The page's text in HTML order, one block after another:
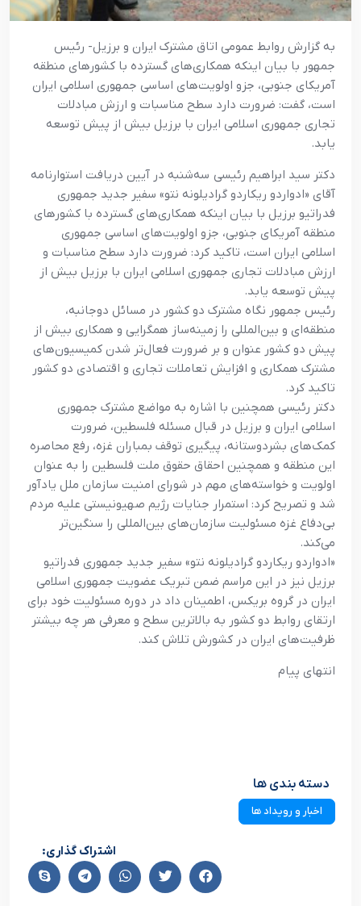
به گزارش روابط عمومي اتاق مشترک ايران و برزيل- رئيس
جمهور با بيان اينکه همکاري‌هاي گسترده با کشورهاي منطقه
آمريکاي جنوبي، جزو اولويت‌هاي اساسي جمهوري اسلامي ايران
است، گفت: ضرورت دارد سطح مناسبات و ارزش مبادلات
تجاري جمهوري اسلامي ايران با برزيل بيش از پيش توسعه
يابد.
دکتر سيد ابراهيم رئيسي سه‌شنبه در آيين دريافت استوارنامه
آقاي «ادواردو ريکاردو گراديلونه نتو» سفير جديد جمهوري
فدراتيو برزيل با بيان اينکه همکاري‌هاي گسترده با کشورهاي
منطقه آمريکاي جنوبي، جزو اولويت‌هاي اساسي جمهوري
اسلامي ايران است، تاکيد کرد: ضرورت دارد سطح مناسبات و
ارزش مبادلات تجاري جمهوري اسلامي ايران با برزيل بيش از
پيش توسعه يابد.
رئيس جمهور نگاه مشترک دو کشور در مسائل دوجانبه،
منطقه‌اي و بين‌المللي را زمينه‌ساز همگرايي و همکاري بيش از
پيش دو کشور عنوان و بر ضرورت فعال‌تر شدن کميسيون‌هاي
مشترک همکاري و افزايش تعاملات تجاري و اقتصادي دو کشور
تاکيد کرد.
دکتر رئيسي همچنين با اشاره به مواضع مشترک جمهوري
اسلامي ايران و برزيل در قبال مسئله فلسطين، ضرورت
کمک‌هاي بشردوستانه، پيگيري توقف بمباران غزه، رفع محاصره
اين منطقه و همچنين احقاق حقوق ملت فلسطين را به عنوان
اولويت و خواسته‌هاي مهم در شوراي امنيت سازمان ملل يادآور
شد و تصريح کرد: استمرار جنايات رژيم صهيونيستي عليه مردم
بي‌دفاع غزه مسئوليت سازمان‌هاي بين‌المللي را سنگين‌تر
مي‌کند.
«ادواردو ريکاردو گراديلونه نتو» سفير جديد جمهوري فدراتيو
برزيل نيز در اين مراسم ضمن تبريک عضويت جمهوري اسلامي
ايران در گروه بريکس، اطمينان داد در دوره مسئوليت خود براي
ارتقاي روابط دو کشور به بالاترين سطح و معرفي هر چه بيشتر
ظرفيت‌هاي ايران در کشورش تلاش کند.
انتهاي پيام
دسته بندی ها
اخبار و رویداد ها
اشتراک گذاری: